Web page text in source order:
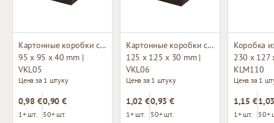
Картонные коробки с окном
95 x 95 x 40 mm |
VKL05
Цена за 1 штуку
0,98 €
1+ шт.
0,90 €
50+ шт.
Картонные коробки с окном
125 x 125 x 30 mm |
VKL06
Цена за 1 штуку
1,02 €
1+ шт.
0,93 €
50+ шт.
230 x 127
KLM110
Цена за 1
1,15 €
1+ шт. 50+